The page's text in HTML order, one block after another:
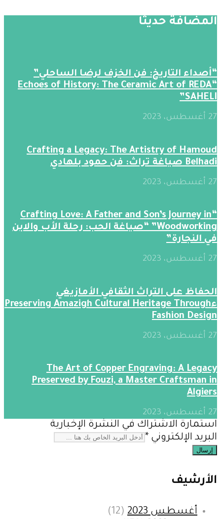
المضافة حديثََا
“أصداء التاريخ: فن الخزف لرضا الساحلي”
“Echoes of History: The Ceramic Art of REDA
SAHELI”
27 أغسطس، 2023
Crafting a Legacy: The Artistry of Hamoud
Belhadi صياغة تراث: فن حمود بلهادي
27 أغسطس، 2023
“Crafting Love: A Father and Son’s Journey in
Woodworking” “صياغة الحب: رحلة الأب والابن
في النجارة”
27 أغسطس، 2023
الحفاظ على التراث الثقافي الأمازيغي
ءPreserving Amazigh Cultural Heritage Through
Fashion Design
27 أغسطس، 2023
The Art of Copper Engraving: A Legacy
Preserved by Fouzi, a Master Craftsman in
Algiers
27 أغسطس، 2023
استمارة الاشتراك في النشرة الإخبارية
البريد الإلكتروني *
إرسال
الأرشيف
أغسطس 2023
(12)